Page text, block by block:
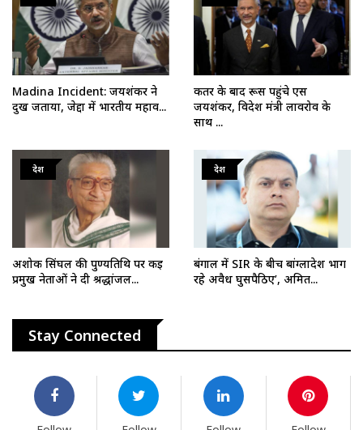
Madina Incident: जयशंकर ने
दुख जताया, जेद्दा में भारतीय महाव...
कतर के बाद रूस पहुंचे एस
जयशंकर, विदेश मंत्री लावरोव के
साथ ...
देश
अशोक सिंघल की पुण्यतिथि पर कई
प्रमुख नेताओं ने दी श्रद्धांजल...
देश
बंगाल में SIR के बीच बांग्लादेश भाग
रहे अवैध घुसपैठिए’, अमित...
Stay Connected